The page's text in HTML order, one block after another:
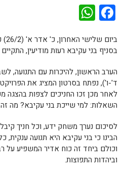
Facebook
בסניף בני עקיבא רעות מודיעין,
הערב הראשון, להיכרות עם התנועה,
ד'-ו'), נפתח בסרטון המציג את
לאחר מכן זכו החניכים לצפות
השאלות: למי שייכת בני עקיבא? מה
לסיכום נערך משחק ידע, וכל חניך
הבינו כי בני עקיבא היא תנועה
וכולם ביחד זה כוח אדיר המשפיע על
וביהדות התפוצות.